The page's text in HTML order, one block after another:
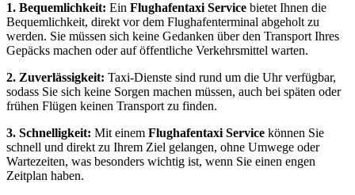
1. Bequemlichkeit: Ein Flughafentaxi Service bietet Ihnen die
Bequemlichkeit, direkt vor dem Flughafenterminal abgeholt zu
werden. Sie müssen sich keine Gedanken über den Transport Ihres
Gepäcks machen oder auf öffentliche Verkehrsmittel warten.
2. Zuverlässigkeit: Taxi-Dienste sind rund um die Uhr verfügbar,
sodass Sie sich keine Sorgen machen müssen, auch bei späten oder
frühen Flügen keinen Transport zu finden.
3. Schnelligkeit: Mit einem Flughafentaxi Service können Sie
schnell und direkt zu Ihrem Ziel gelangen, ohne Umwege oder
Wartezeiten, was besonders wichtig ist, wenn Sie einen engen
Zeitplan haben.